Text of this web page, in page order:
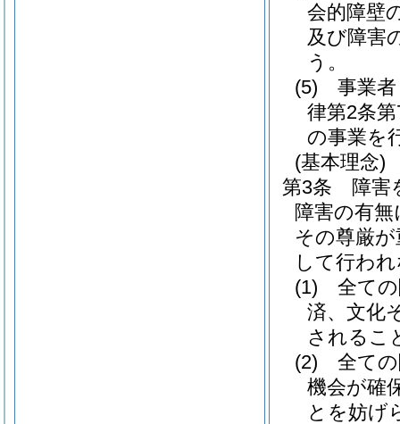
会的障壁
及び障害
う。
(5)
事業
律第2条
の事業を
(基本理念)
第3条
障害
障害の有
その尊厳
して行わ
(1)
全て
済、文化
されるこ
(2)
全て
機会が確
とを妨げ